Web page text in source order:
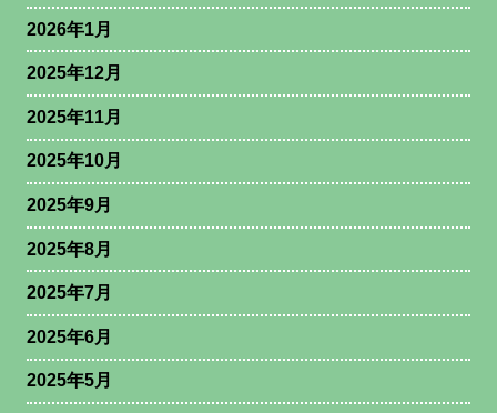
2026年1月
2025年12月
2025年11月
2025年10月
2025年9月
2025年8月
2025年7月
2025年6月
2025年5月